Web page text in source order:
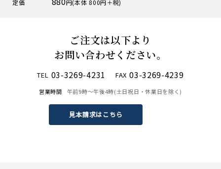
定価
円(本体 800円＋税)
ご注文は以下より
お問い合わせください。
TEL 03-3269-4231 FAX 03-3269-4239
営業時間 午前9時〜午後4時(土日祝日・休業日を除く)
見本請求はこちら